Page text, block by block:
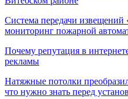
Система передачи
мониторинг пожарной
Почему репутация в
рекламы
Натяжные потолки
что нужно знать перед